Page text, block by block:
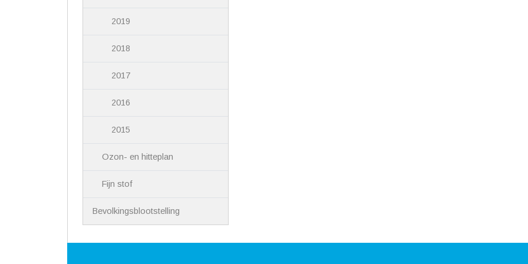
2019
2018
2017
2016
2015
Ozon- en hitteplan
Fijn stof
Bevolkingsblootstelling